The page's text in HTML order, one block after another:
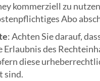
kommerziell zu
Abo
: Achten Sie darauf,
Erlaubnis des
diese
sind.